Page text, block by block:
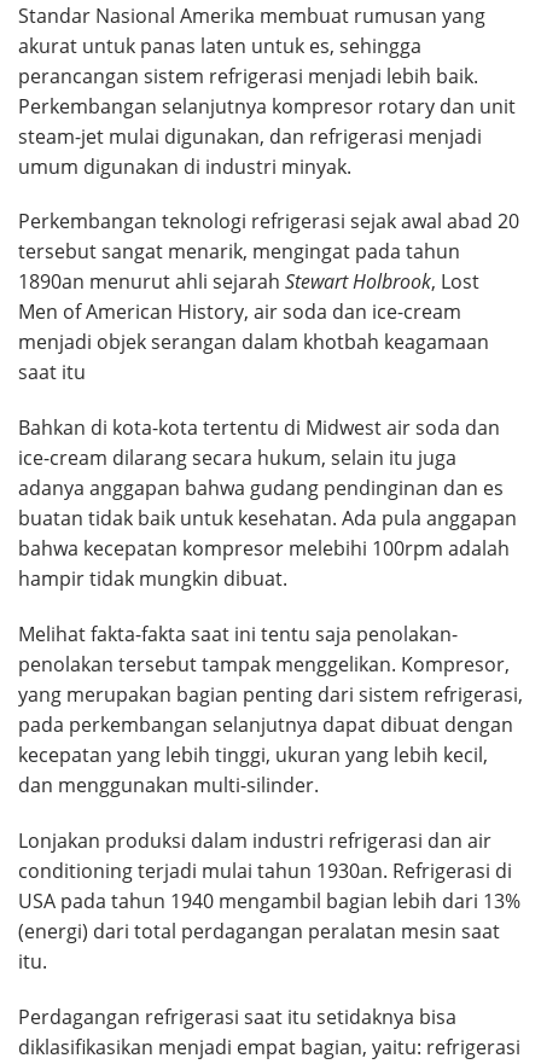
Standar Nasional Amerika membuat rumusan yang
akurat untuk panas laten untuk es, sehingga
perancangan sistem refrigerasi menjadi lebih baik.
Perkembangan selanjutnya kompresor rotary dan unit
steam-jet mulai digunakan, dan refrigerasi menjadi
umum digunakan di industri minyak.
Perkembangan teknologi refrigerasi sejak awal abad 20
tersebut sangat menarik, mengingat pada tahun
1890an menurut ahli sejarah Stewart Holbrook, Lost
Men of American History, air soda dan ice-cream
menjadi objek serangan dalam khotbah keagamaan
saat itu
Bahkan di kota-kota tertentu di Midwest air soda dan
ice-cream dilarang secara hukum, selain itu juga
adanya anggapan bahwa gudang pendinginan dan es
buatan tidak baik untuk kesehatan. Ada pula anggapan
bahwa kecepatan kompresor melebihi 100rpm adalah
hampir tidak mungkin dibuat.
Melihat fakta-fakta saat ini tentu saja penolakan-
penolakan tersebut tampak menggelikan. Kompresor,
yang merupakan bagian penting dari sistem refrigerasi,
pada perkembangan selanjutnya dapat dibuat dengan
kecepatan yang lebih tinggi, ukuran yang lebih kecil,
dan menggunakan multi-silinder.
Lonjakan produksi dalam industri refrigerasi dan air
conditioning terjadi mulai tahun 1930an. Refrigerasi di
USA pada tahun 1940 mengambil bagian lebih dari 13%
(energi) dari total perdagangan peralatan mesin saat
itu.
Perdagangan refrigerasi saat itu setidaknya bisa
diklasifikasikan menjadi empat bagian, yaitu: refrigerasi